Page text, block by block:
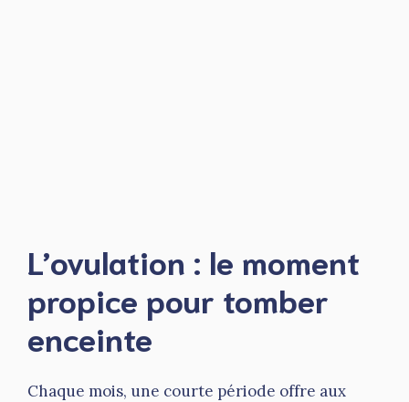
L’ovulation : le moment
propice pour tomber
enceinte
Chaque mois, une courte période offre aux